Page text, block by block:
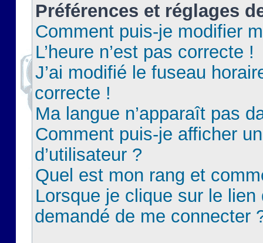
Préférences et réglages
Comment puis-je modifier
L’heure n’est pas correcte !
J’ai modifié le fuseau
correcte !
Ma langue n’apparaît pas
Comment puis-je afficher
d’utilisateur ?
Quel est mon rang et
Lorsque je clique sur le lien
demandé de me connecter